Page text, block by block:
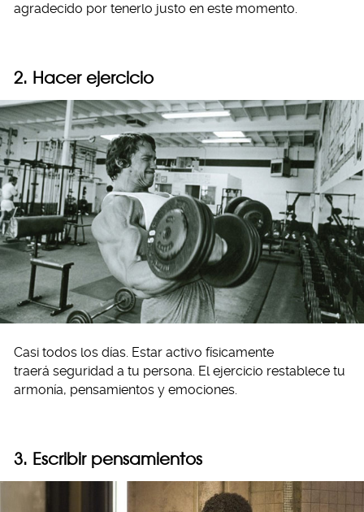
agradecido por tenerlo justo en este momento.
2. Hacer ejercicio
Casi todos los días. Estar activo físicamente
traerá seguridad a tu persona. El ejercicio restablece tu
armonía, pensamientos y emociones.
3. Escribir pensamientos